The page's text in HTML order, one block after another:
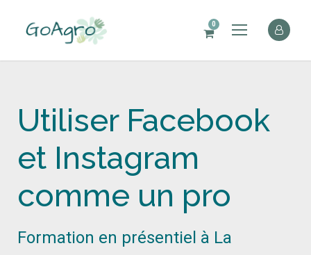
0
Utiliser Facebook
et Instagram
comme un pro
Formation en présentiel à La